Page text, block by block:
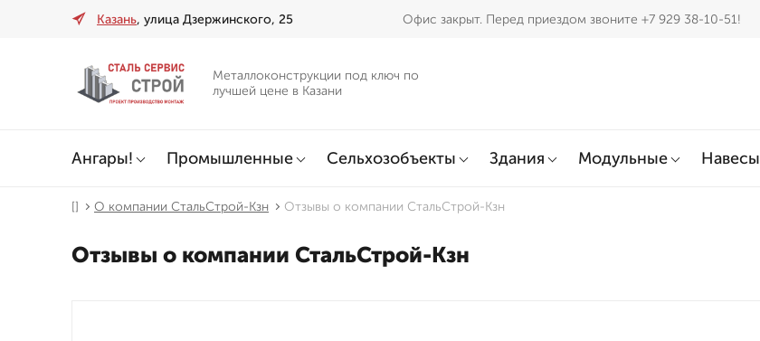
Казань, улица Дзержинского, 25 Офис закрыт. Перед приездом звоните +7 929 38-10-51!
Металлоконструкции под ключ по
лучшей цене в Казани
Ангары! Промышленные Сельхозобъекты Здания Модульные Навесы
[] О компании СтальСтрой-Кзн Отзывы о компании СтальСтрой-Кзн
Отзывы о компании СтальСтрой-Кзн